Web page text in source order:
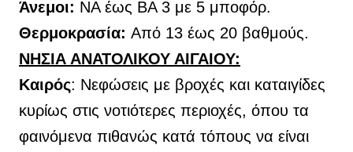
Άνεμοι: ΝΑ έως ΒΑ 3 με 5 μποφόρ.
Θερμοκρασία: Από 13 έως 20 βαθμούς.
ΝΗΣΙΑ ΑΝΑΤΟΛΙΚΟΥ ΑΙΓΑΙΟΥ:
Καιρός: Νεφώσεις με βροχές και καταιγίδες
κυρίως στις νοτιότερες περιοχές, όπου τα
φαινόμενα πιθανώς κατά τόπους να είναι